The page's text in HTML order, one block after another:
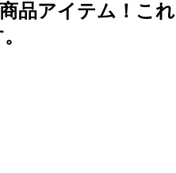
品アイテム！こ